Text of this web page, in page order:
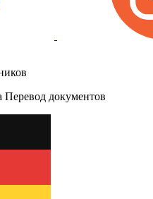
Перевод документов